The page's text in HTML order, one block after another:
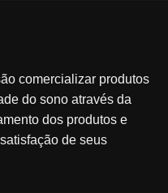
comercializar produtos
do sono através da
dos produtos e
de seus